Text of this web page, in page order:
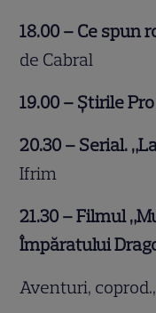
18.00 – Ce spun
de Cabral
19.00 – Știrile
20.30 – Serial.
Ifrim
21.30 – Filmul
Împăratului
Aventuri,